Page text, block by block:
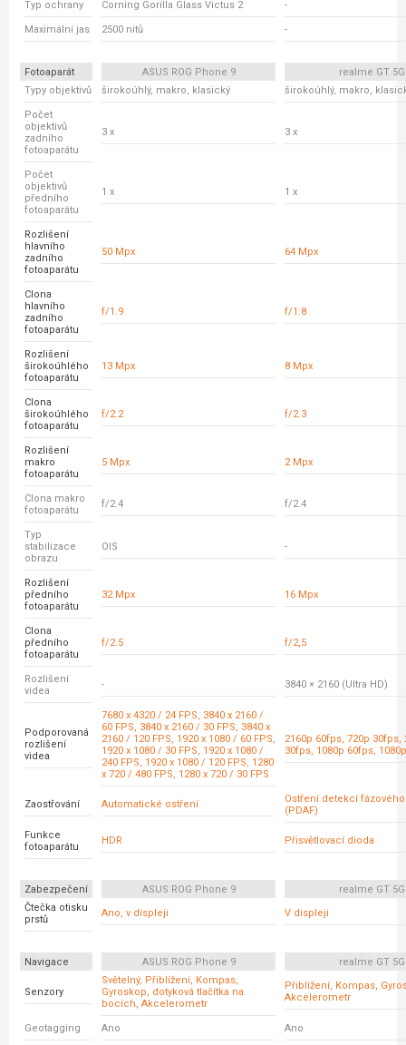
Typ ochrany Corning Gorilla Glass Victus 2 -
Maximální jas 2500 nitů -
Fotoaparát ASUS ROG Phone 9
realme GT 5G
Typy objektivů
širokoúhlý, makro, klasický širokoúhlý, makro,
Počet
objektivů
zadního
fotoaparátu
3 x 3 x
Počet
objektivů
předního
fotoaparátu
1 x 1 x
Rozlišení
hlavního
zadního
fotoaparátu
50 Mpx 64 Mpx
Clona
hlavního
zadního
fotoaparátu
f/1.9 f/1.8
Rozlišení
širokoúhlého
fotoaparátu
13 Mpx 8 Mpx
Clona
širokoúhlého
fotoaparátu
f/2.2 f/2.3
Rozlišení
makro
fotoaparátu
5 Mpx 2 Mpx
Clona makro
fotoaparátu
f/2.4 f/2.4
Typ
stabilizace
obrazu
OIS -
Rozlišení
předního
fotoaparátu
32 Mpx 16 Mpx
Clona
předního
fotoaparátu
f/2.5 f/2,5
Rozlišení
videa
- 3840 × 2160 (Ultra HD)
Podporovaná
rozlišení
videa
7680 x 4320 / 24 FPS, 3840 x 2160 /
60 FPS, 3840 x 2160 / 30 FPS, 3840 x
2160 / 120 FPS, 1920 x 1080 / 60 FPS,
1920 x 1080 / 30 FPS, 1920 x 1080 /
240 FPS, 1920 x 1080 / 120 FPS, 1280
x 720 / 480 FPS, 1280 x 720 / 30 FPS
2160p 60fps, 720p 30fps,
30fps, 1080p 60fps,
Zaostřování Automatické ostření
Ostření detekcí
(PDAF)
Funkce
fotoaparátu
HDR Přisvětlovací dioda
Zabezpečení ASUS ROG Phone 9
realme GT 5G
Čtečka otisku
prstů
Ano, v displeji V displeji
Navigace ASUS ROG Phone 9 realme GT 5G
Senzory
Světelný, Přiblížení, Kompas,
Gyroskop, dotyková tlačítka na
bocích, Akcelerometr
Přiblížení, Kompas,
Akcelerometr
Geotagging Ano Ano